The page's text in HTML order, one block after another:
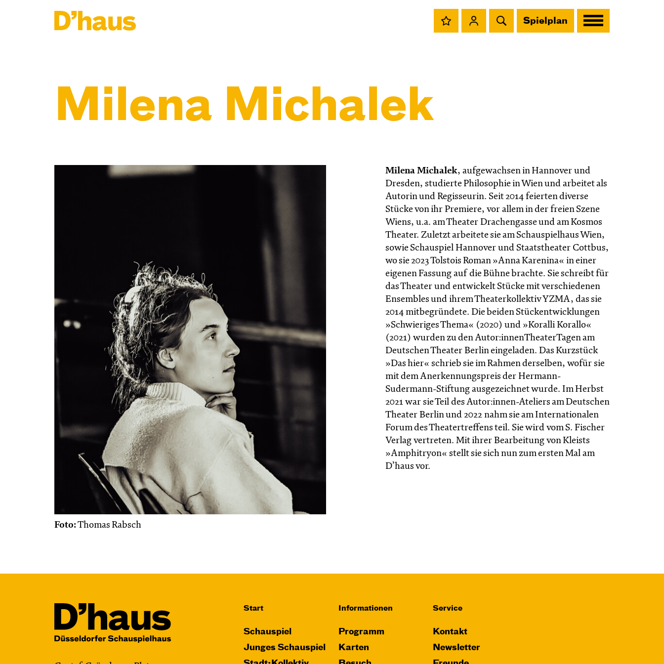
Spielplan
Milena Michalek
Foto:Thomas Rabsch
Milena Michalek, aufgewachsen in Hannover und
Dresden, studierte Philosophie in Wien und arbeitet als
Autorin und Regisseurin. Seit 2014 feierten diverse
Stücke von ihr Premiere, vor allem in der freien Szene
Wiens, u.a. am Theater Drachengasse und am Kosmos
Theater. Zuletzt arbeitete sie am Schauspielhaus Wien,
sowie Schauspiel Hannover und Staatstheater Cottbus,
wo sie 2023 Tolstois Roman »Anna Karenina« in einer
eigenen Fassung auf die Bühne brachte. Sie schreibt für
das Theater und entwickelt Stücke mit verschiedenen
Ensembles und ihrem Theaterkollektiv YZMA, das sie
2014 mitbegründete. Die beiden Stückentwicklungen
»Schwieriges Thema« (2020) und »Koralli Korallo«
(2021) wurden zu den Autor:innenTheaterTagen am
Deutschen Theater Berlin eingeladen. Das Kurzstück
»Das hier« schrieb sie im Rahmen derselben, wofür sie
mit dem Anerkennungspreis der Hermann-
Sudermann-Stiftung ausgezeichnet wurde. Im Herbst
2021 war sie Teil des Autor:innen-Ateliers am Deutschen
Theater Berlin und 2022 nahm sie am Internationalen
Forum des Theatertreffens teil. Sie wird vom S. Fischer
Verlag vertreten. Mit ihrer Bearbeitung von Kleists
»Amphitryon« stellt sie sich nun zum ersten Mal am
D’haus vor.
Start
Schauspiel
Junges Schauspiel
Informationen
Programm
Karten
Service
Kontakt
Newsletter